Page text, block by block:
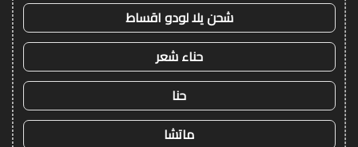
شحن يلا لودو اقساط
حناء شعر
حنا
ماتشا